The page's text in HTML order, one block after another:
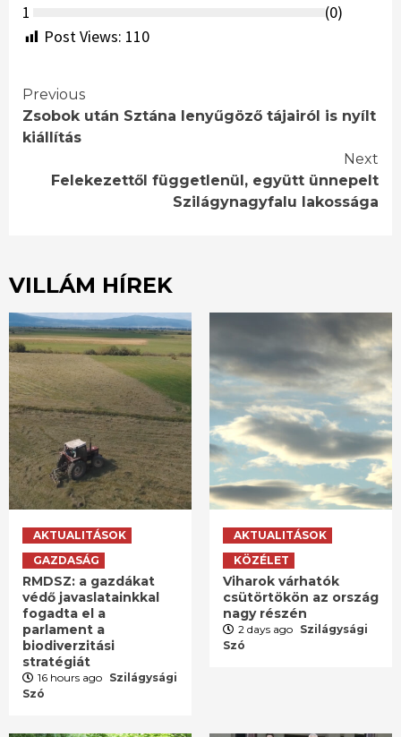
1
(0)
Post Views: 110
Continue
Reading
Previous
Zsobok után Sztána lenyűgöző tájairól is nyílt
kiállítás
Next
Felekezettől függetlenül, együtt ünnepelt
Szilágynagyfalu lakossága
VILLÁM HÍREK
AKTUALITÁSOK
GAZDASÁG
RMDSZ: a gazdákat
védő javaslatainkkal
fogadta el a
parlament a
biodiverzitási
stratégiát
16 hours ago Szilágysági
Szó
AKTUALITÁSOK
KÖZÉLET
Viharok várhatók
csütörtökön az ország
nagy részén
2 days ago Szilágysági
Szó